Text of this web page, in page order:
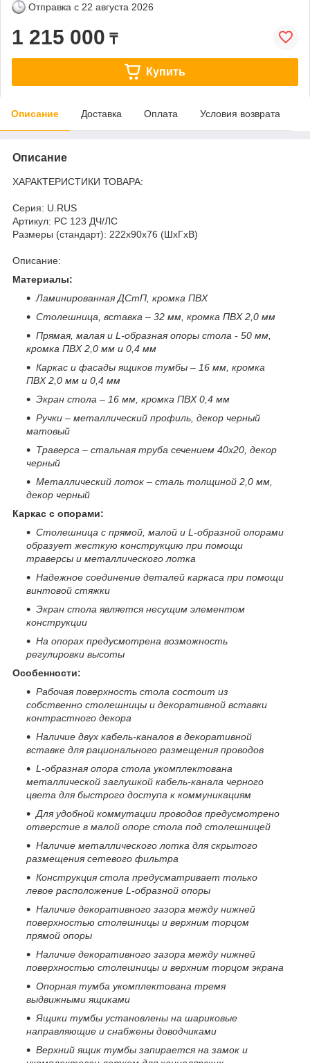
Отправка с 22 августа 2026
1 215 000 ₸
Купить
Описание Доставка Оплата Условия возврата
Описание
ХАРАКТЕРИСТИКИ ТОВАРА:
Серия: U.RUS
Артикул: РС 123 ДЧ/ЛС
Размеры (стандарт): 222x90x76 (ШхГхВ)
Описание:
Материалы:
Ламинированная ДСтП, кромка ПВХ
Столешница, вставка – 32 мм, кромка ПВХ 2,0 мм
Прямая, малая и L -образная опоры стола - 50 мм,
кромка ПВХ 2,0 мм и 0,4 мм
Каркас и фасады ящиков тумбы – 16 мм, кромка
ПВХ 2,0 мм и 0,4 мм
Экран стола – 16 мм, кромка ПВХ 0,4 мм
Ручки – металлический профиль, декор черный
матовый
Траверса – стальная труба сечением 40х20, декор
черный
Металлический лоток – сталь толщиной 2,0 мм,
декор черный
Каркас с опорами:
Столешница с прямой, малой и L -образной опорами
образует жесткую конструкцию при помощи
траверсы и металлического лотка
Надежное соединение деталей каркаса при помощи
винтовой стяжки
Экран стола является несущим элементом
конструкции
На опорах предусмотрена возможность
регулировки высоты
Особенности:
Рабочая поверхность стола состоит из
собственно столешницы и декоративной вставки
контрастного декора
Наличие двух кабель-каналов в декоративной
вставке для рационального размещения проводов
L -образная опора стола укомплектована
металлической заглушкой кабель-канала черного
цвета для быстрого доступа к коммуникациям
Для удобной коммутации проводов предусмотрено
отверстие в малой опоре стола под столешницей
Наличие металлического лотка для скрытого
размещения сетевого фильтра
Конструкция стола предусматривает только
левое расположение L -образной опоры
Наличие декоративного зазора между нижней
поверхностью столешницы и верхним торцом
прямой опоры
Наличие декоративного зазора между нижней
поверхностью столешницы и верхним торцом экрана
Опорная тумба укомплектована тремя
выдвижными ящиками
Ящики тумбы установлены на шариковые
направляющие и снабжены доводчиками
Верхний ящик тумбы запирается на замок и